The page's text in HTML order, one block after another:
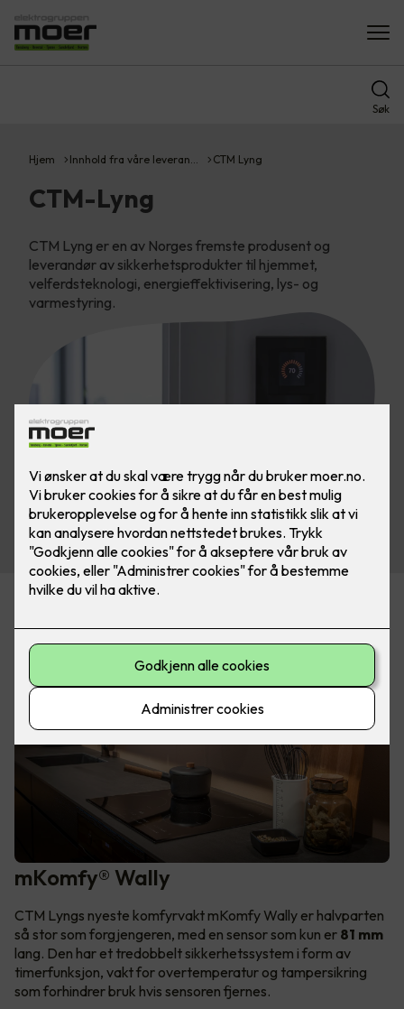
Søk
Hjem Innhold fra våre leveran… CTM Lyng
CTM-Lyng
CTM Lyng er en av Norges fremste produsent og
leverandør av sikkerhetsprodukter til hjemmet,
velferdsteknologi, energieffektivisering, lys- og
varmestyring.
mKomfy® Wally
CTM Lyngs nyeste komfyrvakt mKomfy Wally er halvparten
så stor som forgjengeren, med en sensor som kun er 81 mm
lang. Den har et tredobbelt sikkerhetssystem i form av
timerfunksjon, vakt for overtemperatur og tampersikring
som forhindrer bruk hvis sensoren fjernes.